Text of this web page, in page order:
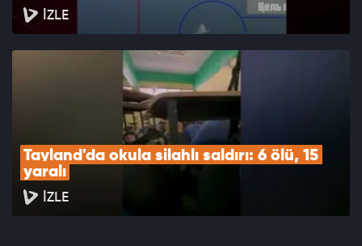
İZLE
Tayland'da okula silahlı saldırı: 6 ölü, 15
yaralı
İZLE